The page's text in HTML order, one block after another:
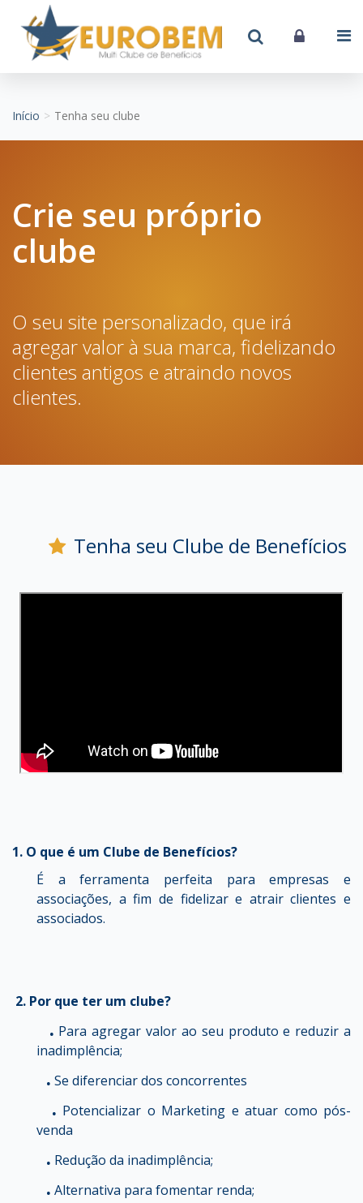
Início Tenha seu clube
Crie seu próprio
clube
O seu site personalizado, que irá
agregar valor à sua marca, fidelizando
clientes antigos e atraindo novos
clientes.
Tenha seu Clube de Benefícios
1. O que é um Clube de Benefícios?
É a ferramenta perfeita para empresas e
associações, a fim de fidelizar e atrair clientes e
associados.
2. Por que ter um clube?
. Para agregar valor ao seu produto e reduzir a
inadimplência;
. Se diferenciar dos concorrentes
. Potencializar o Marketing e atuar como pós-
venda
. Redução da inadimplência;
. Alternativa para fomentar renda;